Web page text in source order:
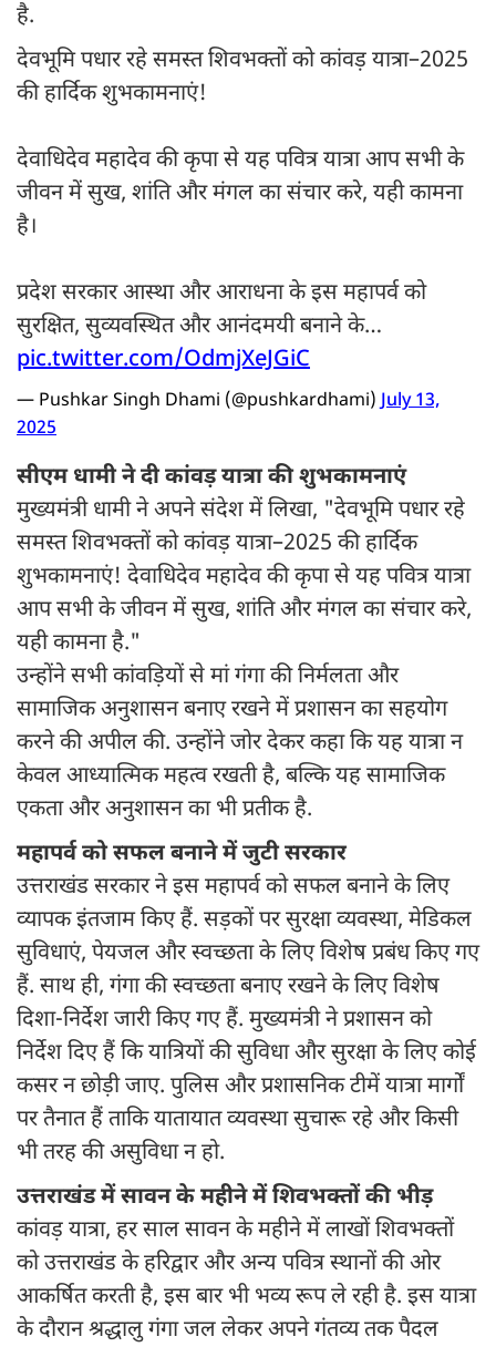
है.
देवभूमि पधार रहे समस्त शिवभक्तों को कांवड़ यात्रा–2025
की हार्दिक शुभकामनाएं!
देवाधिदेव महादेव की कृपा से यह पवित्र यात्रा आप सभी के
जीवन में सुख, शांति और मंगल का संचार करे, यही कामना
है।
प्रदेश सरकार आस्था और आराधना के इस महापर्व को
सुरक्षित, सुव्यवस्थित और आनंदमयी बनाने के…
pic.twitter.com/OdmjXeJGiC
— Pushkar Singh Dhami (@pushkardhami)July 13,
2025
सीएम धामी ने दी कांवड़ यात्रा की शुभकामनाएं
मुख्यमंत्री धामी ने अपने संदेश में लिखा, "देवभूमि पधार रहे
समस्त शिवभक्तों को कांवड़ यात्रा–2025 की हार्दिक
शुभकामनाएं! देवाधिदेव महादेव की कृपा से यह पवित्र यात्रा
आप सभी के जीवन में सुख, शांति और मंगल का संचार करे,
यही कामना है."
उन्होंने सभी कांवड़ियों से मां गंगा की निर्मलता और
सामाजिक अनुशासन बनाए रखने में प्रशासन का सहयोग
करने की अपील की. उन्होंने जोर देकर कहा कि यह यात्रा न
केवल आध्यात्मिक महत्व रखती है, बल्कि यह सामाजिक
एकता और अनुशासन का भी प्रतीक है.
महापर्व को सफल बनाने में जुटी सरकार
उत्तराखंड सरकार ने इस महापर्व को सफल बनाने के लिए
व्यापक इंतजाम किए हैं. सड़कों पर सुरक्षा व्यवस्था, मेडिकल
सुविधाएं, पेयजल और स्वच्छता के लिए विशेष प्रबंध किए गए
हैं. साथ ही, गंगा की स्वच्छता बनाए रखने के लिए विशेष
दिशा-निर्देश जारी किए गए हैं. मुख्यमंत्री ने प्रशासन को
निर्देश दिए हैं कि यात्रियों की सुविधा और सुरक्षा के लिए कोई
कसर न छोड़ी जाए. पुलिस और प्रशासनिक टीमें यात्रा मार्गों
पर तैनात हैं ताकि यातायात व्यवस्था सुचारू रहे और किसी
भी तरह की असुविधा न हो.
उत्तराखंड में सावन के महीने में शिवभक्तों की भीड़
कांवड़ यात्रा, हर साल सावन के महीने में लाखों शिवभक्तों
को उत्तराखंड के हरिद्वार और अन्य पवित्र स्थानों की ओर
आकर्षित करती है, इस बार भी भव्य रूप ले रही है. इस यात्रा
के दौरान श्रद्धालु गंगा जल लेकर अपने गंतव्य तक पैदल